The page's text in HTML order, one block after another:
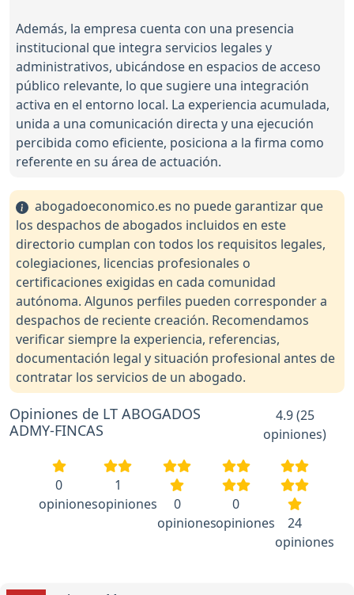
Además, la empresa cuenta con una presencia
institucional que integra servicios legales y
administrativos, ubicándose en espacios de acceso
público relevante, lo que sugiere una integración
activa en el entorno local. La experiencia acumulada,
unida a una comunicación directa y una ejecución
percibida como eficiente, posiciona a la firma como
referente en su área de actuación.
abogadoeconomico.es no puede garantizar que
los despachos de abogados incluidos en este
directorio cumplan con todos los requisitos legales,
colegiaciones, licencias profesionales o
certificaciones exigidas en cada comunidad
autónoma. Algunos perfiles pueden corresponder a
despachos de reciente creación. Recomendamos
verificar siempre la experiencia, referencias,
documentación legal y situación profesional antes de
contratar los servicios de un abogado.
Opiniones de LT ABOGADOS
ADMY-FINCAS
4.9 (25
opiniones)
0
opiniones
1
opiniones
0
opiniones
0
opiniones
24
opiniones